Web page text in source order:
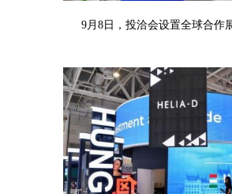
9月8日，投洽会设置全球合作